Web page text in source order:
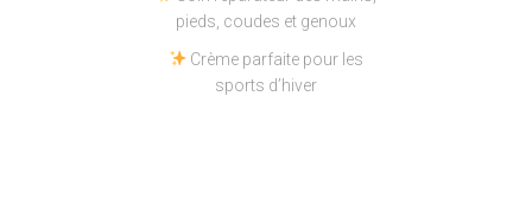
pieds, coudes et genoux
Crème parfaite pour les
sports d’hiver